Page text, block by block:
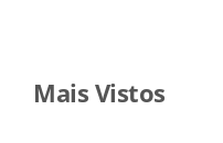
Mais Vistos